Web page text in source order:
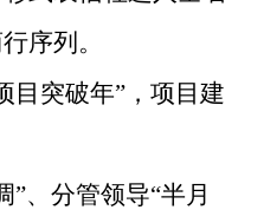
序列。
目突破年”，项目建
”、分管领导“半月